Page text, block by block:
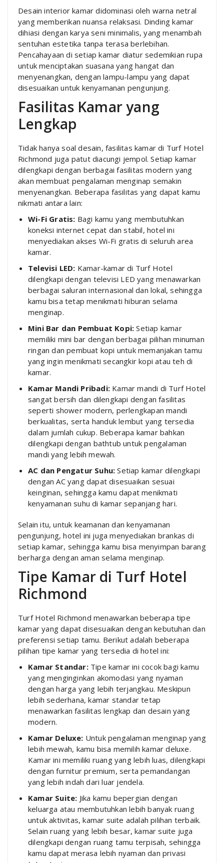
Desain interior kamar didominasi oleh warna netral
yang memberikan nuansa relaksasi. Dinding kamar
dihiasi dengan karya seni minimalis, yang menambah
sentuhan estetika tanpa terasa berlebihan.
Pencahayaan di setiap kamar diatur sedemikian rupa
untuk menciptakan suasana yang hangat dan
menyenangkan, dengan lampu-lampu yang dapat
disesuaikan untuk kenyamanan pengunjung.
Fasilitas Kamar yang
Lengkap
Tidak hanya soal desain, fasilitas kamar di Turf Hotel
Richmond juga patut diacungi jempol. Setiap kamar
dilengkapi dengan berbagai fasilitas modern yang
akan membuat pengalaman menginap semakin
menyenangkan. Beberapa fasilitas yang dapat kamu
nikmati antara lain:
Wi-Fi Gratis: Bagi kamu yang membutuhkan
koneksi internet cepat dan stabil, hotel ini
menyediakan akses Wi-Fi gratis di seluruh area
kamar.
Televisi LED: Kamar-kamar di Turf Hotel
dilengkapi dengan televisi LED yang menawarkan
berbagai saluran internasional dan lokal, sehingga
kamu bisa tetap menikmati hiburan selama
menginap.
Mini Bar dan Pembuat Kopi: Setiap kamar
memiliki mini bar dengan berbagai pilihan minuman
ringan dan pembuat kopi untuk memanjakan tamu
yang ingin menikmati secangkir kopi atau teh di
kamar.
Kamar Mandi Pribadi: Kamar mandi di Turf Hotel
sangat bersih dan dilengkapi dengan fasilitas
seperti shower modern, perlengkapan mandi
berkualitas, serta handuk lembut yang tersedia
dalam jumlah cukup. Beberapa kamar bahkan
dilengkapi dengan bathtub untuk pengalaman
mandi yang lebih mewah.
AC dan Pengatur Suhu: Setiap kamar dilengkapi
dengan AC yang dapat disesuaikan sesuai
keinginan, sehingga kamu dapat menikmati
kenyamanan suhu di kamar sepanjang hari.
Selain itu, untuk keamanan dan kenyamanan
pengunjung, hotel ini juga menyediakan brankas di
setiap kamar, sehingga kamu bisa menyimpan barang
berharga dengan aman selama menginap.
Tipe Kamar di Turf Hotel
Richmond
Turf Hotel Richmond menawarkan beberapa tipe
kamar yang dapat disesuaikan dengan kebutuhan dan
preferensi setiap tamu. Berikut adalah beberapa
pilihan tipe kamar yang tersedia di hotel ini:
Kamar Standar:Tipe kamar ini cocok bagi kamu
yang menginginkan akomodasi yang nyaman
dengan harga yang lebih terjangkau. Meskipun
lebih sederhana, kamar standar tetap
menawarkan fasilitas lengkap dan desain yang
modern.
Kamar Deluxe: Untuk pengalaman menginap yang
lebih mewah, kamu bisa memilih kamar deluxe.
Kamar ini memiliki ruang yang lebih luas, dilengkapi
dengan furnitur premium, serta pemandangan
yang lebih indah dari luar jendela.
Kamar Suite: Jika kamu bepergian dengan
keluarga atau membutuhkan lebih banyak ruang
untuk aktivitas, kamar suite adalah pilihan terbaik.
Selain ruang yang lebih besar, kamar suite juga
dilengkapi dengan ruang tamu terpisah, sehingga
kamu dapat merasa lebih nyaman dan privasi